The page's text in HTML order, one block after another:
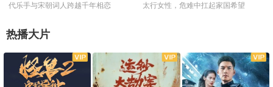
代乐手与宋朝词人跨越千年相恋 太行女性，危难中扛起家国希望
热播大片